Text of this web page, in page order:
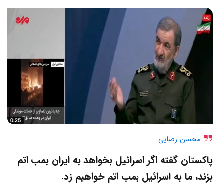
محسن رضایی
پاکستان گفته اگر اسرائیل بخواهد به ایران بمب اتم
بزند، ما به اسرائیل بمب اتم خواهیم زد.